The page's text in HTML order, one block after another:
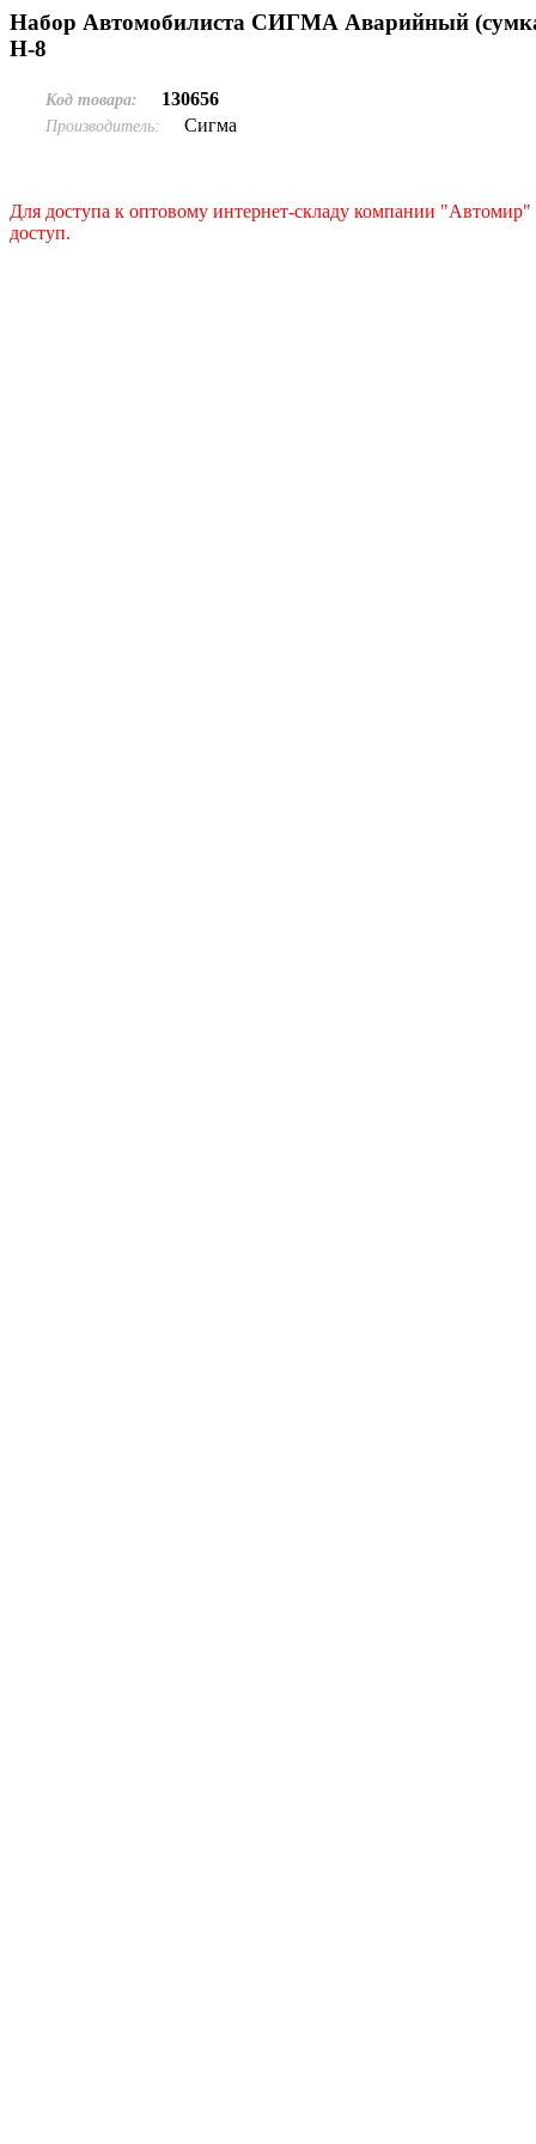
Набор Автомобилиста СИГМА Аварийный
Н-8
Код товара: 130656
Производитель: Сигма
Для доступа к оптовому интернет-складу компании "Автомир"
доступ.